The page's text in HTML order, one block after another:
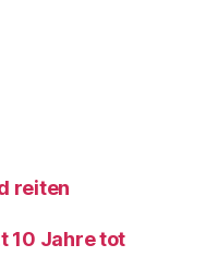
reiten
10 Jahre tot